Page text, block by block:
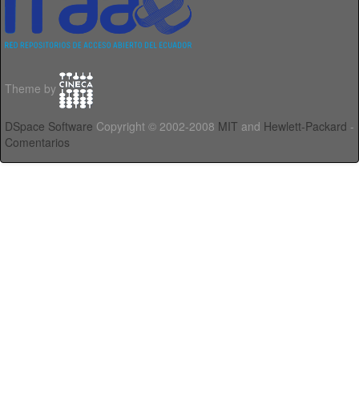
Theme by
DSpace Software Copyright © 2002-2008 MIT and Hewlett-Packard -
Comentarios